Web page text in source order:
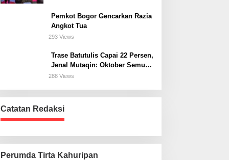
Pemkot Bogor Gencarkan Razia
Angkot Tua
293 Views
Trase Batutulis Capai 22 Persen,
Jenal Mutaqin: Oktober Semua
Harus Beres
288 Views
Catatan Redaksi
Perumda Tirta Kahuripan